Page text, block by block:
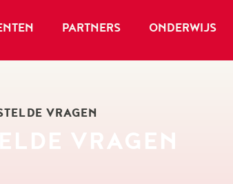
PARTNERS ONDERWIJS
VRAGEN
VRAGEN